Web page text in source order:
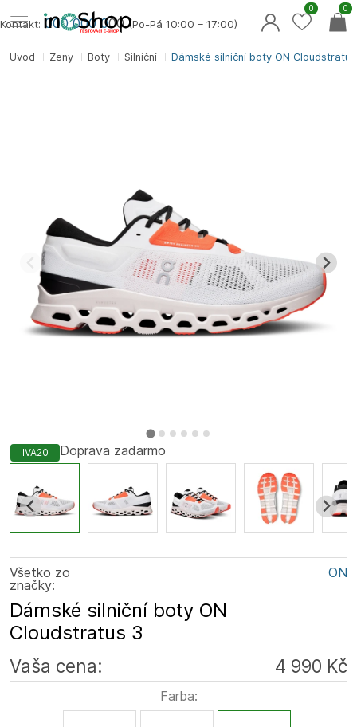
Úvod Ženy Boty Silniční Dámské silniční boty ON
IVA20
Všetko zo
značky:
ON
Dámské silniční boty ON
Cloudstratus 3
Vaša cena: 4 990 Kč
Farba:
Doprava zadarmo
Kontakt: 000 000 000(Po-Pá 10:00 – 17:00)
0
0